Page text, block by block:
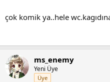
çok komik ya..hele
ms_enemy
Yeni Üye
Üye